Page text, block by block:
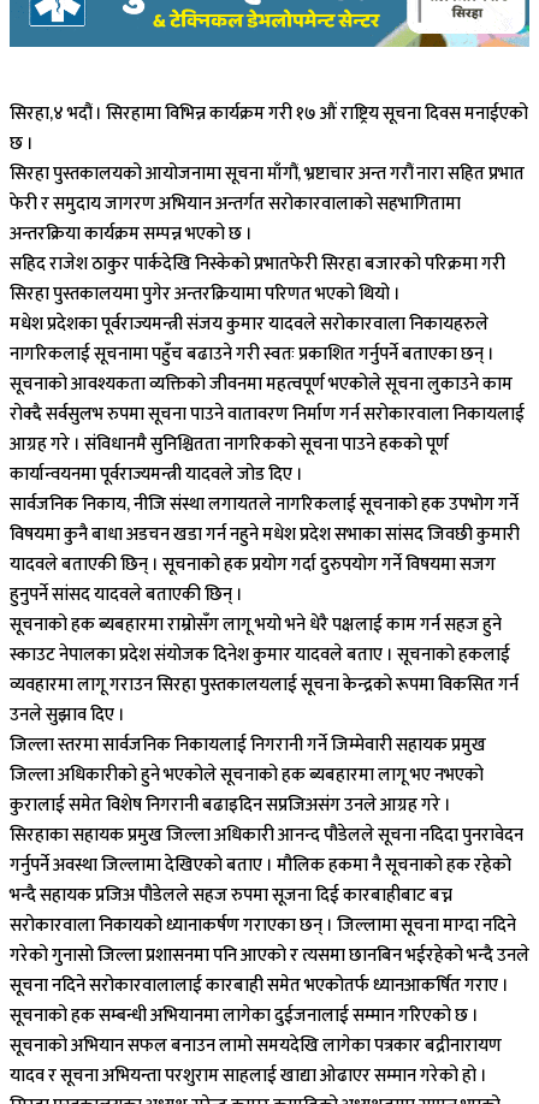
सिरहा,४ भदौं । सिरहामा विभिन्न कार्यक्रम गरी १७ औं राष्ट्रिय सूचना दिवस मनाईएको
छ ।
सिरहा पुस्तकालयको आयोजनामा सूचना माँगौं, भ्रष्टाचार अन्त गरौं नारा सहित प्रभात
फेरी र समुदाय जागरण अभियान अन्तर्गत सरोकारवालाको सहभागितामा
अन्तरक्रिया कार्यक्रम सम्पन्न भएको छ ।
सहिद राजेश ठाकुर पार्कदेखि निस्केको प्रभातफेरी सिरहा बजारको परिक्रमा गरी
सिरहा पुस्तकालयमा पुगेर अन्तरक्रियामा परिणत भएको थियो ।
मधेश प्रदेशका पूर्वराज्यमन्त्री संजय कुमार यादवले सरोकारवाला निकायहरुले
नागरिकलाई सूचनामा पहुँच बढाउने गरी स्वतः प्रकाशित गर्नुपर्ने बताएका छन् ।
सूचनाको आवश्यकता व्यक्तिको जीवनमा महत्वपूर्ण भएकोले सूचना लुकाउने काम
रोक्दै सर्वसुलभ रुपमा सूचना पाउने वातावरण निर्माण गर्न सरोकारवाला निकायलाई
आग्रह गरे । संविधानमै सुनिश्चितता नागरिकको सूचना पाउने हकको पूर्ण
कार्यान्वयनमा पूर्वराज्यमन्त्री यादवले जोड दिए ।
सार्वजनिक निकाय, नीजि संस्था लगायतले नागरिकलाई सूचनाको हक उपभोग गर्ने
विषयमा कुनै बाधा अडचन खडा गर्न नहुने मधेश प्रदेश सभाका सांसद जिवछी कुमारी
यादवले बताएकी छिन् । सूचनाको हक प्रयोग गर्दा दुरुपयोग गर्ने विषयमा सजग
हुनुपर्ने सांसद यादवले बताएकी छिन् ।
सूचनाको हक ब्यबहारमा राम्रोसँग लागू भयो भने धेरै पक्षलाई काम गर्न सहज हुने
स्काउट नेपालका प्रदेश संयोजक दिनेश कुमार यादवले बताए । सूचनाको हकलाई
व्यवहारमा लागू गराउन सिरहा पुस्तकालयलाई सूचना केन्द्रको रूपमा विकसित गर्न
उनले सुझाव दिए ।
जिल्ला स्तरमा सार्वजनिक निकायलाई निगरानी गर्ने जिम्मेवारी सहायक प्रमुख
जिल्ला अधिकारीको हुने भएकोले सूचनाको हक ब्यबहारमा लागू भए नभएको
कुरालाई समेत विशेष निगरानी बढाइदिन सप्रजिअसंग उनले आग्रह गरे ।
सिरहाका सहायक प्रमुख जिल्ला अधिकारी आनन्द पौडेलले सूचना नदिदा पुनरावेदन
गर्नुपर्ने अवस्था जिल्लामा देखिएको बताए । मौलिक हकमा नै सूचनाको हक रहेको
भन्दै सहायक प्रजिअ पौडेलले सहज रुपमा सूजना दिई कारबाहीबाट बच्न
सरोकारवाला निकायको ध्यानाकर्षण गराएका छन् । जिल्लामा सूचना माग्दा नदिने
गरेको गुनासो जिल्ला प्रशासनमा पनि आएको र त्यसमा छानबिन भईरहेको भन्दै उनले
सूचना नदिने सरोकारवालालाई कारबाही समेत भएकोतर्फ ध्यानआकर्षित गराए ।
सूचनाको हक सम्बन्धी अभियानमा लागेका दुईजनालाई सम्मान गरिएको छ ।
सूचनाको अभियान सफल बनाउन लामो समयदेखि लागेका पत्रकार बद्रीनारायण
यादव र सूचना अभियन्ता परशुराम साहलाई खाद्या ओढाएर सम्मान गरेको हो ।